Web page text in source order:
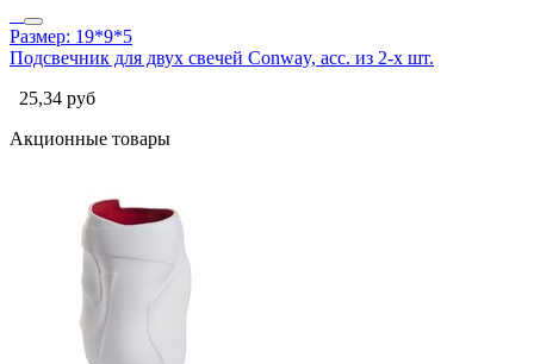
Размер: 19*9*5
Подсвечник для двух свечей Conway, асс. из 2-х шт.
25,34 руб
Акционные товары